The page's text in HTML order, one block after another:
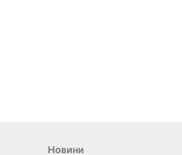
Новини